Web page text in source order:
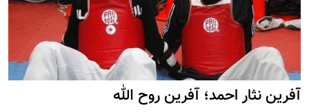
آفرین نثار احمد؛ آفرین روح الله